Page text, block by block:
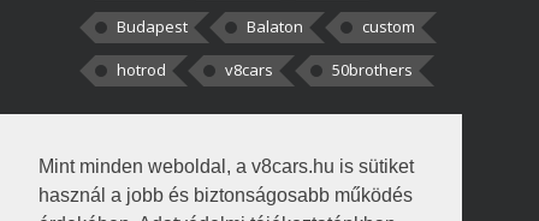
Mint minden weboldal, a v8cars.hu is sütiket
használ a jobb és biztonságosabb működés
Budapest
Balaton
custom
hotrod
v8cars 50brothers
kortisz:Elszúrtam! Én csak két
darabbaal számoltam. Nem tudtam, hogy fél autót,